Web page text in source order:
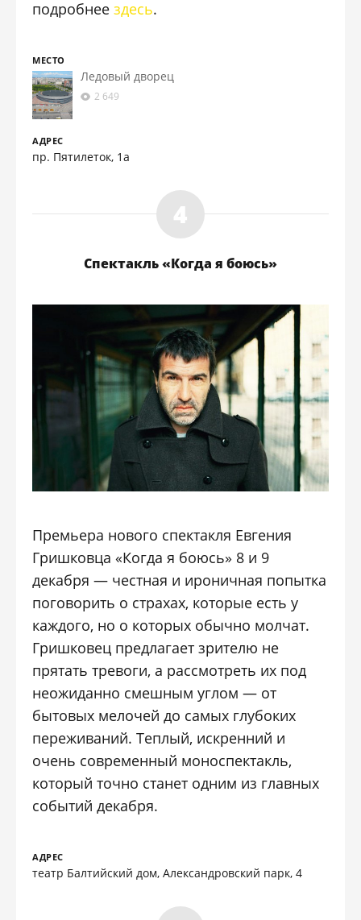
подробнеездесь.
МЕСТО
Ледовый дворец
2 649
АДРЕС
пр. Пятилеток, 1а
Спектакль «Когда я боюсь»
Премьера нового спектакля Евгения
Гришковца «Когда я боюсь» 8 и 9
декабря — честная и ироничная попытка
поговорить о страхах, которые есть у
каждого, но о которых обычно молчат.
Гришковец предлагает зрителю не
прятать тревоги, а рассмотреть их под
неожиданно смешным углом — от
бытовых мелочей до самых глубоких
переживаний. Теплый, искренний и
очень современный моноспектакль,
который точно станет одним из главных
событий декабря.
АДРЕС
театр Балтийский дом, Александровский парк, 4